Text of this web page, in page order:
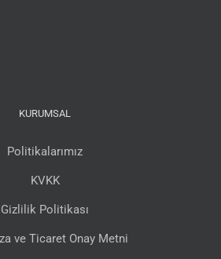
KURUMSAL
Politikalarımız
KVKK
Gizlilik Politikası
ve Ticaret Onay Metni